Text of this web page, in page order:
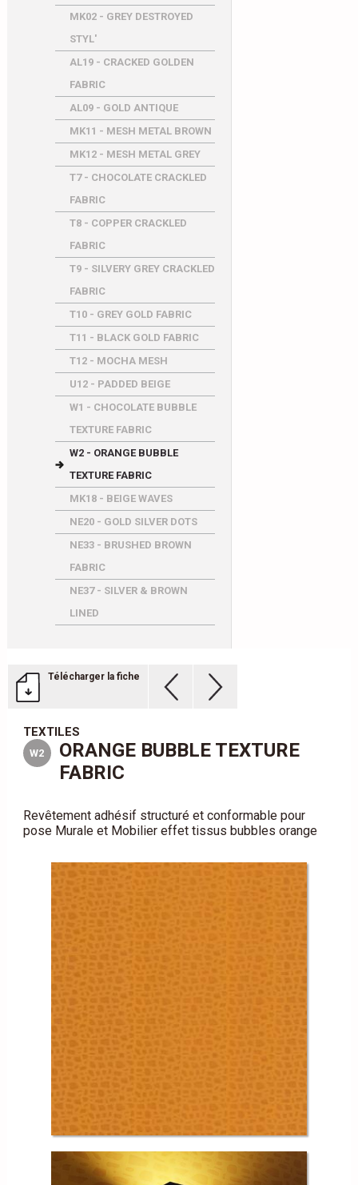
MK02 - GREY DESTROYED
STYL'
AL19 - CRACKED GOLDEN
FABRIC
AL09 - GOLD ANTIQUE
MK11 - MESH METAL BROWN
MK12 - MESH METAL GREY
T7 - CHOCOLATE CRACKLED
FABRIC
T8 - COPPER CRACKLED
FABRIC
T9 - SILVERY GREY CRACKLED
FABRIC
T10 - GREY GOLD FABRIC
T11 - BLACK GOLD FABRIC
T12 - MOCHA MESH
U12 - PADDED BEIGE
W1 - CHOCOLATE BUBBLE
TEXTURE FABRIC
W2 - ORANGE BUBBLE
TEXTURE FABRIC
MK18 - BEIGE WAVES
NE20 - GOLD SILVER DOTS
NE33 - BRUSHED BROWN
FABRIC
NE37 - SILVER & BROWN
LINED
Télécharger la fiche
TEXTILES
W2
ORANGE BUBBLE TEXTURE
FABRIC
Revêtement adhésif structuré et conformable pour
pose Murale et Mobilier effet tissus bubbles orange